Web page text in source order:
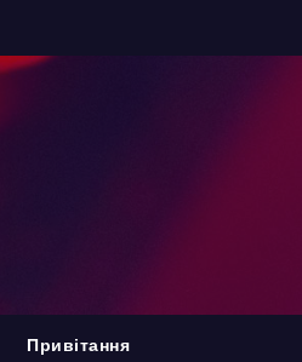
Привітання